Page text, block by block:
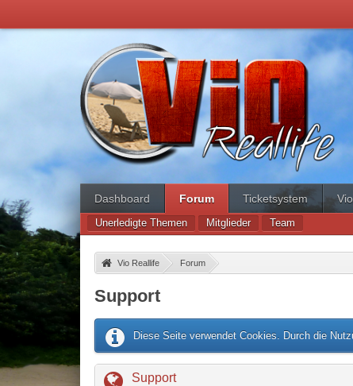
Dashboard Forum Ticketsystem
Unerledigte Themen Mitglieder Team
Vio Reallife» Forum»
Support
Diese Seite verwendet Cookies. Durch die
Support